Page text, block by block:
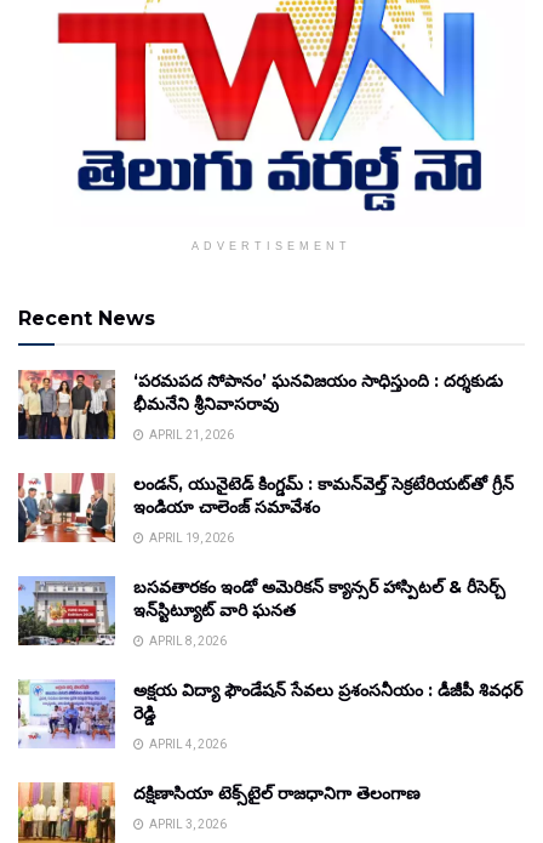
ADVERTISEMENT
Recent News
‘పరమపద సోపానం’ ఘనవిజయం సాధిస్తుంది : దర్శకుడు
భీమనేని శ్రీనివాసరావు
APRIL 21, 2026
లండన్, యునైటెడ్ కింగ్డమ్ : కామన్‌వెల్త్ సెక్రటేరియట్‌తో గ్రీన్
ఇండియా చాలెంజ్ సమావేశం
APRIL 19, 2026
బసవతారకం ఇండో అమెరికన్ క్యాన్సర్ హాస్పిటల్ & రీసెర్చ్
ఇన్‌స్టిట్యూట్ వారి ఘనత
APRIL 8, 2026
అక్షయ విద్యా ఫౌండేషన్ సేవలు ప్రశంసనీయం : డీజీపీ శివధర్
రెడ్డి
APRIL 4, 2026
దక్షిణాసియా టెక్స్‌టైల్ రాజధానిగా తెలంగాణ
APRIL 3, 2026